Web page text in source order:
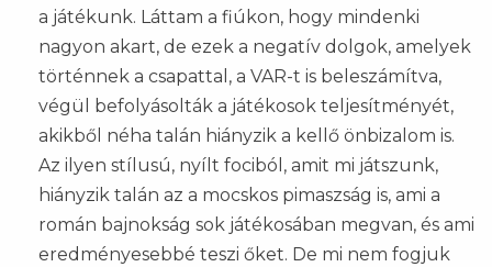
a játékunk. Láttam a fiúkon, hogy mindenki
nagyon akart, de ezek a negatív dolgok, amelyek
történnek a csapattal, a VAR-t is beleszámítva,
végül befolyásolták a játékosok teljesítményét,
akikből néha talán hiányzik a kellő önbizalom is.
Az ilyen stílusú, nyílt fociból, amit mi játszunk,
hiányzik talán az a mocskos pimaszság is, ami a
román bajnokság sok játékosában megvan, és ami
eredményesebbé teszi őket. De mi nem fogjuk